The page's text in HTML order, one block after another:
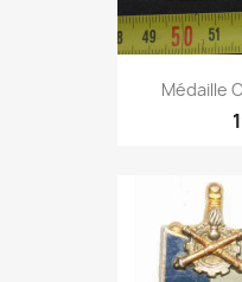
Médaille